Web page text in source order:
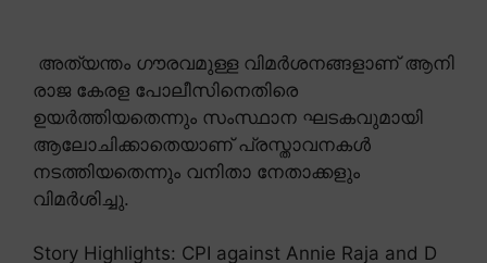
അത്യന്തം ഗൗരവമുള്ള വിമർശനങ്ങളാണ് ആനി
രാജ കേരള പോലീസിനെതിരെ
ഉയർത്തിയതെന്നും സംസ്ഥാന ഘടകവുമായി
ആലോചിക്കാതെയാണ് പ്രസ്താവനകൾ
നടത്തിയതെന്നും വനിതാ നേതാക്കളും
വിമർശിച്ചു.
Story Highlights: CPI against Annie Raja and D